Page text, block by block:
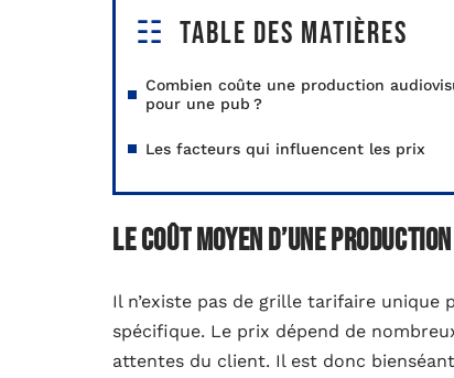
Table des matières
Combien coûte une production
pour une pub ?
Les facteurs qui influencent les prix
Le coût moyen d’une
Il n’existe pas de grille tarifaire
spécifique. Le prix dépend de
attentes du client. Il est donc